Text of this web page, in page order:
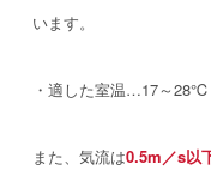
います。
・適した室温…17～28℃
また、気流は0.5m／s以